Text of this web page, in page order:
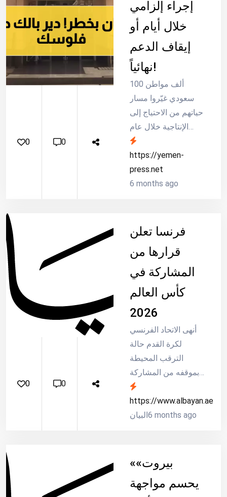
المتواجدين
0 0
إجراء إلزامي
خلال أيام أو
إيقاف الدعم
نهائياً!
100 ألف مواطن
سعودي غيّروا مسار
حياتهم من الاحتياج إلى
الإنتاجية خلال عام
واحد فقط، وهم الآن
في مواجهة قرار
تنظيمي جديد قد يحدد
مصير استمرار دعمهم
https://yemen-
press.net
6 months ago
0 0
فرنسا تعلن
قرارها من
المشاركة في
كأس العالم
2026
أنهى الاتحاد الفرنسي
لكرة القدم حالة
الترقب المحيطة
بموقفه من المشاركة
في كأس العالم 2026،
بعد تصاعد الدعوات
السياسية دا
https://www.albayan.ae
البيان6 months ago
«بيروت»
يحسم مواجهة